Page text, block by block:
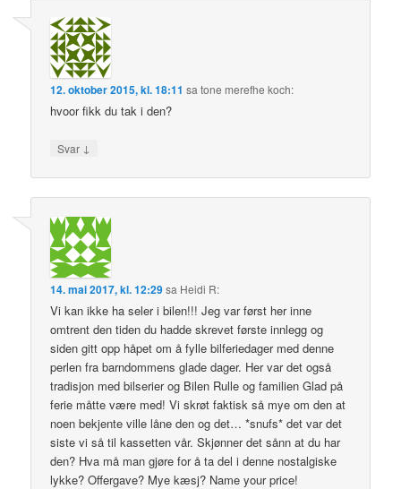
12. oktober 2015, kl. 18:11 sa tone merefhe koch:
hvoor fikk du tak i den?
Svar ↓
14. mai 2017, kl. 12:29sa Heidi R:
Vi kan ikke ha seler i bilen!!! Jeg var først her inne
omtrent den tiden du hadde skrevet første innlegg og
siden gitt opp håpet om å fylle bilferiedager med denne
perlen fra barndommens glade dager. Her var det også
tradisjon med bilserier og Bilen Rulle og familien Glad på
ferie måtte være med! Vi skrøt faktisk så mye om den at
noen bekjente ville låne den og det… *snufs* det var det
siste vi så til kassetten vår. Skjønner det sånn at du har
den? Hva må man gjøre for å ta del i denne nostalgiske
lykke? Offergave? Mye kæsj? Name your price!